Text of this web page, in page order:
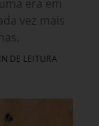
era em
vez mais
DE LEITURA